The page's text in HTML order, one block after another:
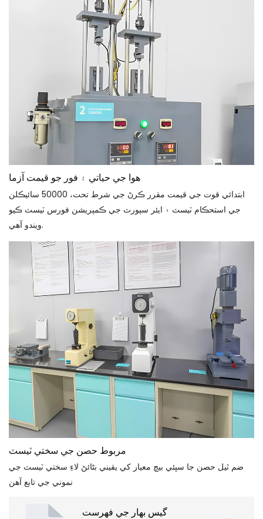
هوا جي حياتي ۽ فور جو قيمت آزما
ابتدائي قوت جي قيمت مقرر ڪرڻ جي شرط تحت، 50000 سائيڪلن
جي استحڪام ٽيسٽ ۽ ايئر سپورٽ جي ڪمپريشن فورس ٽيسٽ ڪيو
ويندو آهي.
مربوط حصن جي سختي ٽيسٽ
ضم ٿيل حصن جا سڀئي بيچ معيار کي يقيني بڻائڻ لاءِ سختي ٽيسٽ جي
نموني جي تابع آهن
گيس بهار جي فهرست